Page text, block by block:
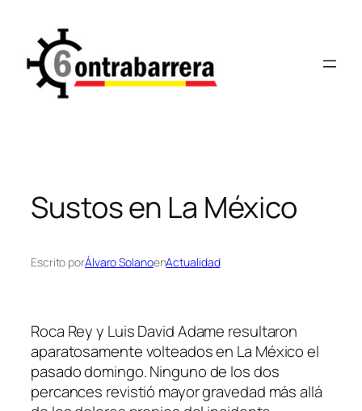
contenido
Sustos en La México
Escrito porÁlvaro SolanoenActualidad
Roca Rey y Luis David Adame resultaron
aparatosamente volteados en La México el
pasado domingo. Ninguno de los dos
percances revistió mayor gravedad más allá